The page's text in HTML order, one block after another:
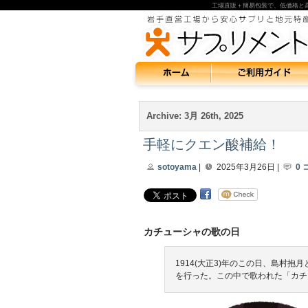
工場直販＋簡易包装で、低価格
Archive: 3月 26th, 2025
手軽にクエン酸補給！
sotoyama 2025年3月26日 | 0
カチューシャの歌の日
1914(大正3)年のこの日、島村抱
を行った。この中で歌われた「カ